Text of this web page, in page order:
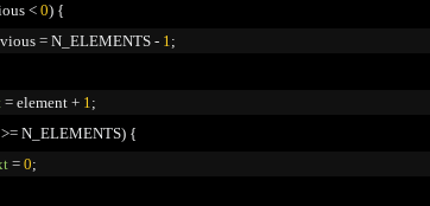
< 0) {
previous
= N_ELEMENTS - 1;
= element + 1;
>= N_ELEMENTS) {
= 0;